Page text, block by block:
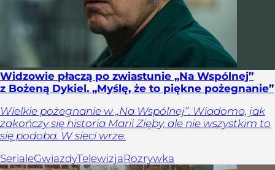
Widzowie płaczą po zwiastunie „Na Wspólnej”
z Bożeną Dykiel. „Myślę, że to piękne pożegnanie”
Wielkie pożegnanie w „Na Wspólnej”. Wiadomo, jak
zakończy się historia Marii Zięby, ale nie wszystkim to
się podoba. W sieci wrze.
SerialeGwiazdyTelewizjaRozrywka